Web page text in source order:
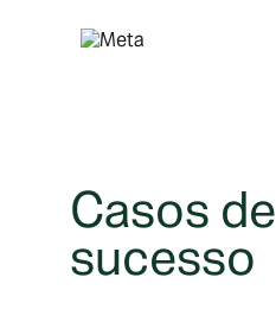
Casos de
sucesso